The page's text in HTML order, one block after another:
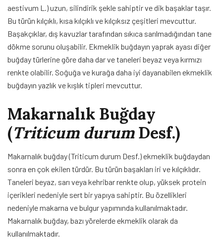
aestivum L.) uzun, silindirik şekle sahiptir ve dik başaklar taşır.
Bu türün kılçıklı, kısa kılçıklı ve kılçıksız çeşitleri mevcuttur.
Başakçıklar, dış kavuzlar tarafından sıkıca sarılmadığından tane
dökme sorunu oluşabilir. Ekmeklik buğdayın yaprak ayası diğer
buğday türlerine göre daha dar ve taneleri beyaz veya kırmızı
renkte olabilir. Soğuğa ve kurağa daha iyi dayanabilen ekmeklik
buğdayın yazlık ve kışlık tipleri mevcuttur.
Makarnalık Buğday
(Triticum durumDesf.)
Makarnalık buğday (Triticum durum Desf.) ekmeklik buğdaydan
sonra en çok ekilen türdür. Bu türün başakları iri ve kılçıklıdır.
Taneleri beyaz, sarı veya kehribar renkte olup, yüksek protein
içerikleri nedeniyle sert bir yapıya sahiptir. Bu özellikleri
nedeniyle makarna ve bulgur yapımında kullanılmaktadır.
Makarnalık buğday, bazı yörelerde ekmeklik olarak da
kullanılmaktadır.